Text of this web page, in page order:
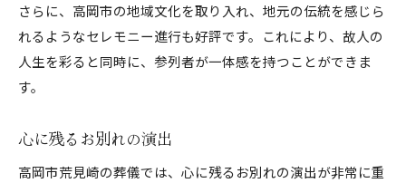
さらに、高岡市の地域文化を取り入れ、地元の伝統を感じら
れるようなセレモニー進行も好評です。これにより、故人の
人生を彩ると同時に、参列者が一体感を持つことができま
す。
心に残るお別れの演出
高岡市荒見崎の葬儀では、心に残るお別れの演出が非常に重